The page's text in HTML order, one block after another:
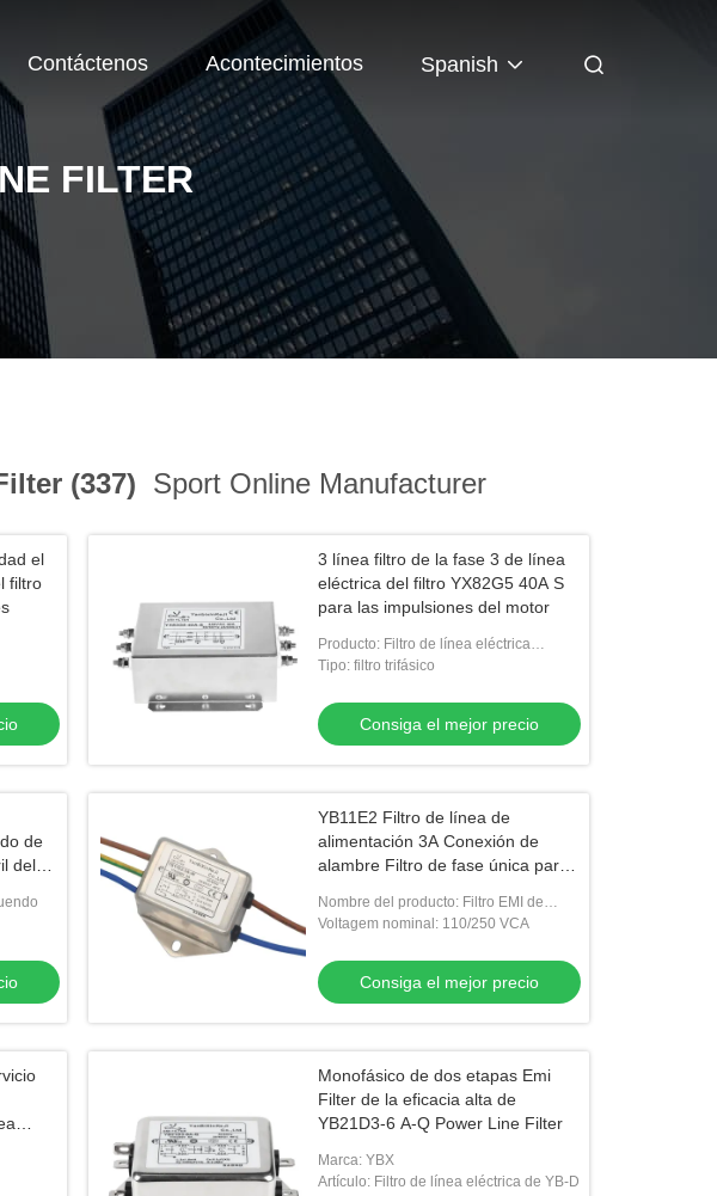
Contáctenos Acontecimientos Spanish
FILTER
(337) Sport Online Manufacturer
el
filtro
3 línea filtro de la fase 3 de línea
eléctrica del filtro YX82G5 40A S
para las impulsiones del motor
Producto: Filtro de línea eléctrica
YX83G5
Tipo: filtro trifásico
Consiga el mejor precio
de
del
YB11E2 Filtro de línea de
alimentación 3A Conexión de
alambre Filtro de fase única para
Nombre del producto: Filtro EMI de
conexión por cable
Voltagem nominal: 110/250 VCA
Consiga el mejor precio
Monofásico de dos etapas Emi
Filter de la eficacia alta de
YB21D3-6 A-Q Power Line Filter
Marca: YBX
Artículo: Filtro de línea eléctrica de YB-D